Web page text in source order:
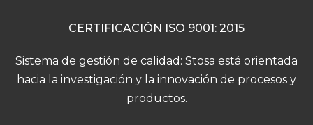
CERTIFICACIÓN ISO 9001: 2015
Sistema de gestión de calidad: Stosa está orientada
hacia la investigación y la innovación de procesos y
productos.